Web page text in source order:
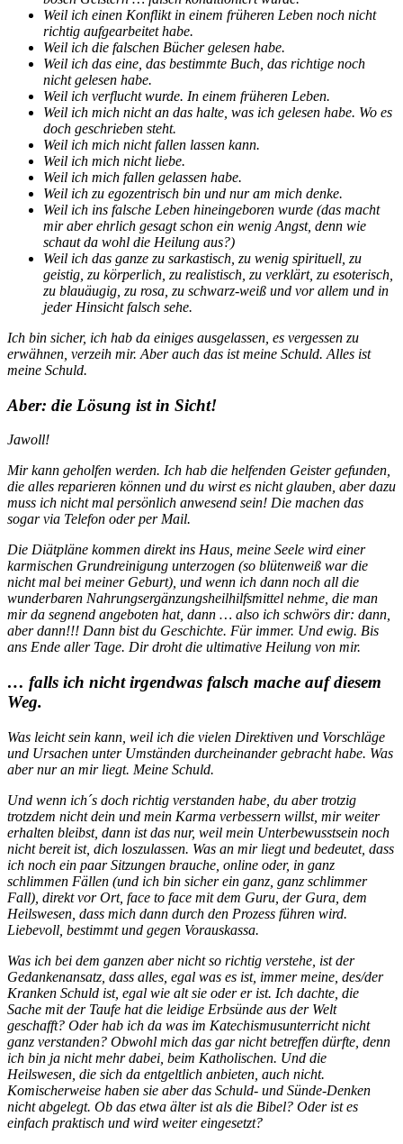
Weil ich einen Konflikt in einem früheren Leben noch nicht
richtig aufgearbeitet habe.
Weil ich die falschen Bücher gelesen habe.
Weil ich das eine, das bestimmte Buch, das richtige noch
nicht gelesen habe.
Weil ich verflucht wurde. In einem früheren Leben.
Weil ich mich nicht an das halte, was ich gelesen habe. Wo es
doch geschrieben steht.
Weil ich mich nicht fallen lassen kann.
Weil ich mich nicht liebe.
Weil ich mich fallen gelassen habe.
Weil ich zu egozentrisch bin und nur am mich denke.
Weil ich ins falsche Leben hineingeboren wurde (das macht
mir aber ehrlich gesagt schon ein wenig Angst, denn wie
schaut da wohl die Heilung aus?)
Weil ich das ganze zu sarkastisch, zu wenig spirituell, zu
geistig, zu körperlich, zu realistisch, zu verklärt, zu esoterisch,
zu blauäugig, zu rosa, zu schwarz-weiß und vor allem und in
jeder Hinsicht falsch sehe.
Ich bin sicher, ich hab da einiges ausgelassen, es vergessen zu
erwähnen, verzeih mir. Aber auch das ist meine Schuld. Alles ist
meine Schuld.
Aber: die Lösung ist in Sicht!
Jawoll!
Mir kann geholfen werden. Ich hab die helfenden Geister gefunden,
die alles reparieren können und du wirst es nicht glauben, aber dazu
muss ich nicht mal persönlich anwesend sein! Die machen das
sogar via Telefon oder per Mail.
Die Diätpläne kommen direkt ins Haus, meine Seele wird einer
karmischen Grundreinigung unterzogen (so blütenweiß war die
nicht mal bei meiner Geburt), und wenn ich dann noch all die
wunderbaren Nahrungsergänzungsheilhilfsmittel nehme, die man
mir da segnend angeboten hat, dann … also ich schwörs dir: dann,
aber dann!!! Dann bist du Geschichte. Für immer. Und ewig. Bis
ans Ende aller Tage. Dir droht die ultimative Heilung von mir.
… falls ich nicht irgendwas falsch mache auf diesem
Weg.
Was leicht sein kann, weil ich die vielen Direktiven und Vorschläge
und Ursachen unter Umständen durcheinander gebracht habe. Was
aber nur an mir liegt. Meine Schuld.
Und wenn ich´s doch richtig verstanden habe, du aber trotzig
trotzdem nicht dein und mein Karma verbessern willst, mir weiter
erhalten bleibst, dann ist das nur, weil mein Unterbewusstsein noch
nicht bereit ist, dich loszulassen. Was an mir liegt und bedeutet, dass
ich noch ein paar Sitzungen brauche, online oder, in ganz
schlimmen Fällen (und ich bin sicher ein ganz, ganz schlimmer
Fall), direkt vor Ort, face to face mit dem Guru, der Gura, dem
Heilswesen, dass mich dann durch den Prozess führen wird.
Liebevoll, bestimmt und gegen Vorauskassa.
Was ich bei dem ganzen aber nicht so richtig verstehe, ist der
Gedankenansatz, dass alles, egal was es ist, immer meine, des/der
Kranken Schuld ist, egal wie alt sie oder er ist. Ich dachte, die
Sache mit der Taufe hat die leidige Erbsünde aus der Welt
geschafft? Oder hab ich da was im Katechismusunterricht nicht
ganz verstanden? Obwohl mich das gar nicht betreffen dürfte, denn
ich bin ja nicht mehr dabei, beim Katholischen. Und die
Heilswesen, die sich da entgeltlich anbieten, auch nicht.
Komischerweise haben sie aber das Schuld- und Sünde-Denken
nicht abgelegt. Ob das etwa älter ist als die Bibel? Oder ist es
einfach praktisch und wird weiter eingesetzt?